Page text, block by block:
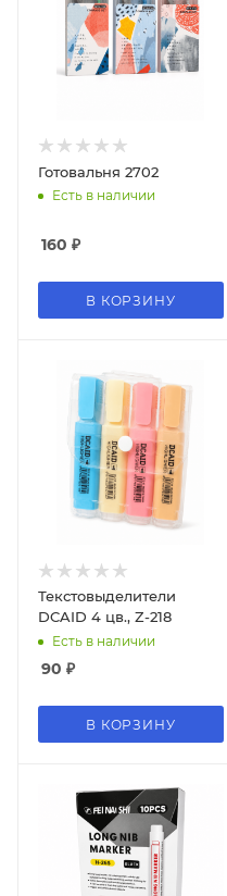
Готовальня 2702
Есть в наличии
160 ₽
В КОРЗИНУ
Текстовыделители
DCAID 4 цв., Z-218
Есть в наличии
90 ₽
В КОРЗИНУ